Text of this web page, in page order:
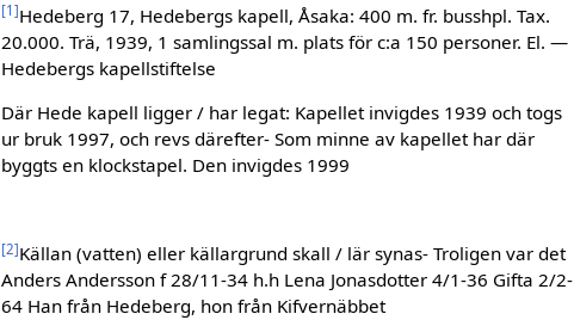
[1]Hedeberg 17, Hedebergs kapell, Åsaka: 400 m. fr. busshpl. Tax.
20.000. Trä, 1939, 1 samlingssal m. plats för c:a 150 personer. El. —
Hedebergs kapellstiftelse
Där Hede kapell ligger / har legat: Kapellet invigdes 1939 och togs
ur bruk 1997, och revs därefter- Som minne av kapellet har där
byggts en klockstapel. Den invigdes 1999
[2]Källan (vatten) eller källargrund skall / lär synas- Troligen var det
Anders Andersson f 28/11-34 h.h Lena Jonasdotter 4/1-36 Gifta 2/2-
64 Han från Hedeberg, hon från Kifvernäbbet